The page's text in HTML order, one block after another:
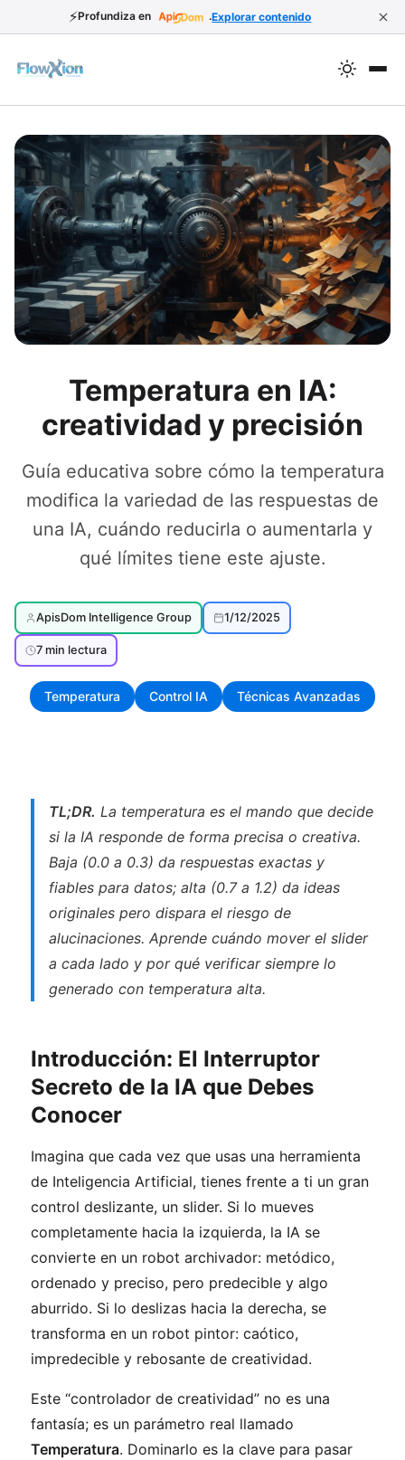
⚡Profundiza en .Explorar contenido
Temperatura en IA:
creatividad y precisión
Guía educativa sobre cómo la temperatura
modifica la variedad de las respuestas de
una IA, cuándo reducirla o aumentarla y
qué límites tiene este ajuste.
ApisDom Intelligence Group 1/12/2025
7 min lectura
Temperatura Control IA Técnicas Avanzadas
TL;DR. La temperatura es el mando que decide
si la IA responde de forma precisa o creativa.
Baja (0.0 a 0.3) da respuestas exactas y
fiables para datos; alta (0.7 a 1.2) da ideas
originales pero dispara el riesgo de
alucinaciones. Aprende cuándo mover el slider
a cada lado y por qué verificar siempre lo
generado con temperatura alta.
Introducción: El Interruptor
Secreto de la IA que Debes
Conocer
Imagina que cada vez que usas una herramienta
de Inteligencia Artificial, tienes frente a ti un gran
control deslizante, un slider. Si lo mueves
completamente hacia la izquierda, la IA se
convierte en un robot archivador: metódico,
ordenado y preciso, pero predecible y algo
aburrido. Si lo deslizas hacia la derecha, se
transforma en un robot pintor: caótico,
impredecible y rebosante de creatividad.
Este “controlador de creatividad” no es una
fantasía; es un parámetro real llamado
Temperatura. Dominarlo es la clave para pasar